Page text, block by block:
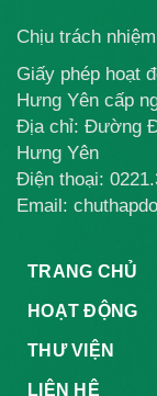
Chịu trách
Giấy phép hoạt
Hưng Yên cấp
Địa chỉ: Đường
Hưng Yên
Điện thoại:
Email:
TRANG CHỦ
HOẠT ĐỘNG
THƯ VIỆN
LIÊN HỆ